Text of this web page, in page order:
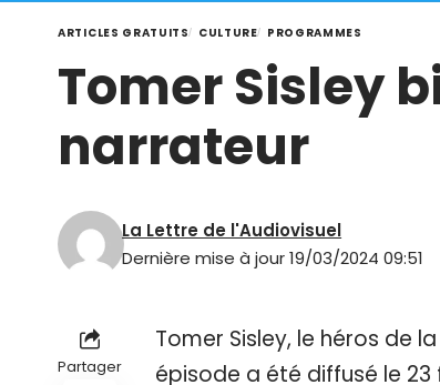
ARTICLES GRATUITS CULTURE PROGRAMMES
Tomer Sisley
narrateur
Dernière mise à jour 19/03/2024 09:51
La Lettre de l'Audiovisuel
Partager
Tomer Sisley, le héros de
épisode a été diffusé le 23